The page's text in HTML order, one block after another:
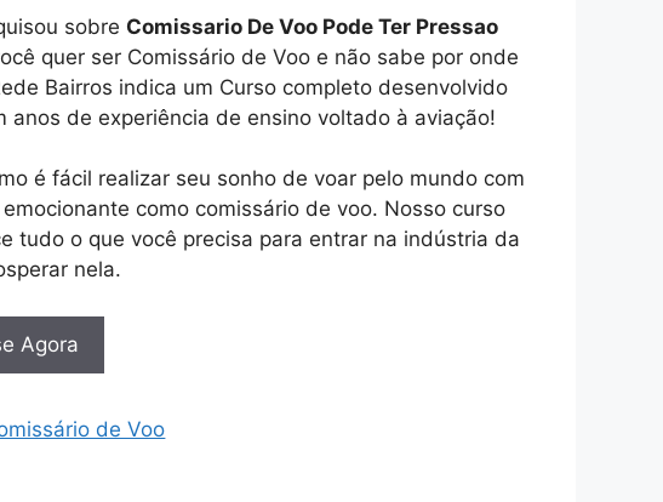
sobre Comissario De Voo Pode Ter Pressao
quer ser Comissário de Voo e não sabe por onde
Bairros indica um Curso completo desenvolvido
anos de experiência de ensino voltado à aviação!
é fácil realizar seu sonho de voar pelo mundo com
como comissário de voo. Nosso curso
tudo o que você precisa para entrar na indústria da
nela.
Agora
de Voo